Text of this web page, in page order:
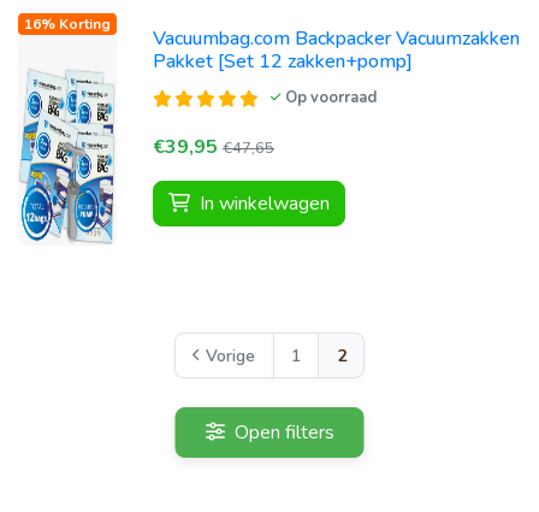
16% Korting
Vacuumbag.com Backpacker Vacuumzakken
Pakket [Set 12 zakken+pomp]
Op voorraad
€39,95 €47,65
In winkelwagen
Vorige 1 2
Open filters